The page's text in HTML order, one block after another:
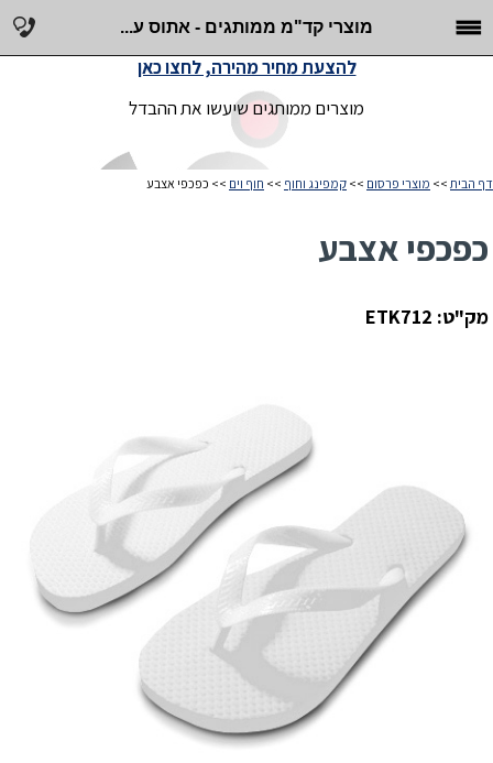
מוצרי קד"מ ממותגים - אתוס ע...
מוצרים ממותגים שיעשו את ההבדל
להצעת מחיר מהירה, לחצו כאן
דף הבית >> מוצרי פרסום >> קמפינג וחוף >> חוף וים >> כפכפי אצבע
כפכפי אצבע
מק"ט: ETK712